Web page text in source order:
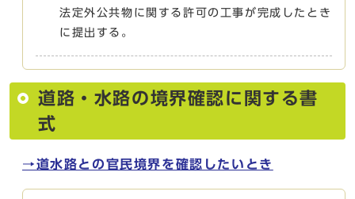
法定外公共物に関する許可の工事が完成したとき
に提出する。
道路・水路の境界確認に関する書
式
→道水路との官民境界を確認したいとき